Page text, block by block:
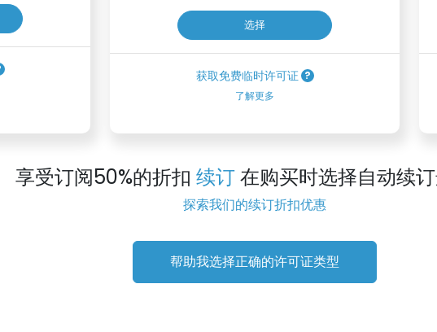
选择
获取免费临时许可证
了解更多
享受订阅50%的折扣 续订在购买时选择自动续订
探索我们的续订折扣优惠
帮助我选择正确的许可证类型